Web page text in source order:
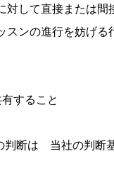
して直接または間
スンの進行を妨げる
すること
判断は 当社の判断